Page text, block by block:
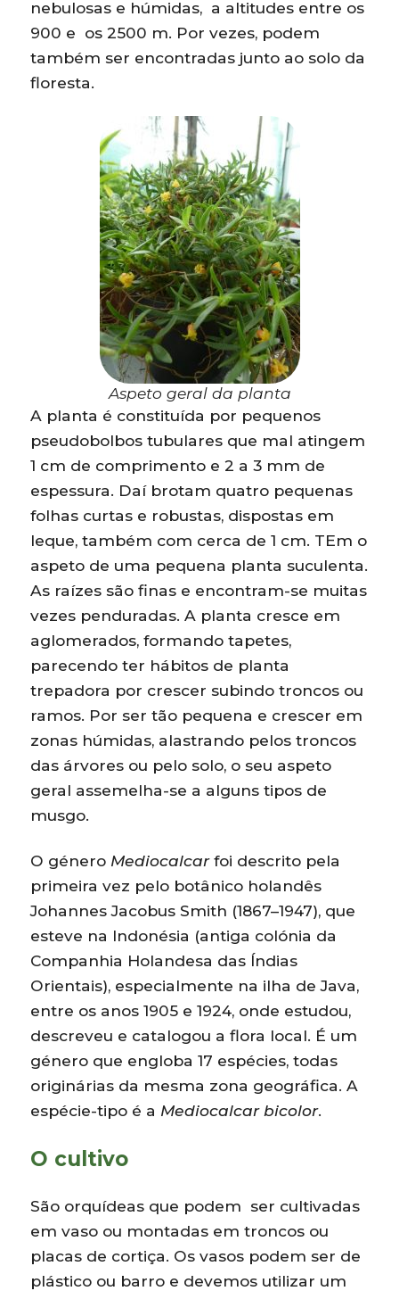
nebulosas e húmidas, a altitudes entre os
900 e os 2500 m. Por vezes, podem
também ser encontradas junto ao solo da
floresta.
Aspeto geral da planta
A planta é constituída por pequenos
pseudobolbos tubulares que mal atingem
1 cm de comprimento e 2 a 3 mm de
espessura. Daí brotam quatro pequenas
folhas curtas e robustas, dispostas em
leque, também com cerca de 1 cm. TEm o
aspeto de uma pequena planta suculenta.
As raízes são finas e encontram-se muitas
vezes penduradas. A planta cresce em
aglomerados, formando tapetes,
parecendo ter hábitos de planta
trepadora por crescer subindo troncos ou
ramos. Por ser tão pequena e crescer em
zonas húmidas, alastrando pelos troncos
das árvores ou pelo solo, o seu aspeto
geral assemelha-se a alguns tipos de
musgo.
O género Mediocalcarfoi descrito pela
primeira vez pelo botânico holandês
Johannes Jacobus Smith (1867–1947), que
esteve na Indonésia (antiga colónia da
Companhia Holandesa das Índias
Orientais), especialmente na ilha de Java,
entre os anos 1905 e 1924, onde estudou,
descreveu e catalogou a flora local. É um
género que engloba 17 espécies, todas
originárias da mesma zona geográfica. A
espécie-tipo é a Mediocalcar bicolor.
O cultivo
São orquídeas que podem ser cultivadas
em vaso ou montadas em troncos ou
placas de cortiça. Os vasos podem ser de
plástico ou barro e devemos utilizar um